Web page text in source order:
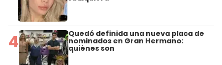
4 Quedó definida una nueva placa de
nominados en Gran Hermano:
quiénes son